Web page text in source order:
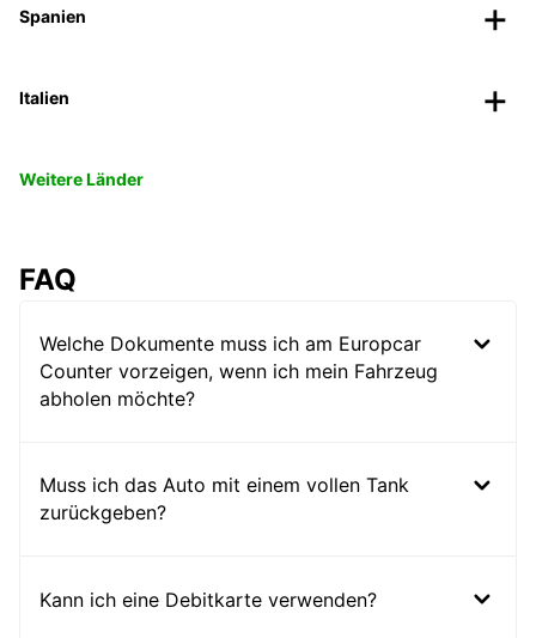
Spanien
Italien
Weitere Länder
FAQ
Welche Dokumente muss ich am Europcar
Counter vorzeigen, wenn ich mein Fahrzeug
abholen möchte?
Muss ich das Auto mit einem vollen Tank
zurückgeben?
Kann ich eine Debitkarte verwenden?